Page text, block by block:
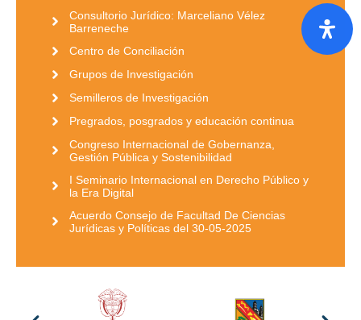
Consultorio Jurídico: Marceliano Vélez
Barreneche
Centro de Conciliación
Grupos de Investigación
Semilleros de Investigación
Pregrados, posgrados y educación continua
Congreso Internacional de Gobernanza,
Gestión Pública y Sostenibilidad
I Seminario Internacional en Derecho Público y
la Era Digital
Acuerdo Consejo de Facultad De Ciencias
Jurídicas y Políticas del 30-05-2025